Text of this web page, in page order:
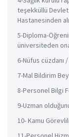
teşekküllü
Hastanesinden
5-Diploma-
üniversiteden
6-Nüfus cüzdanı
7-Mal Bildirim
8-Personel Bilgi
9-Uzman
10- Kamu